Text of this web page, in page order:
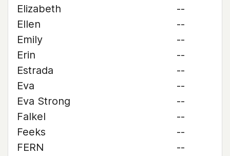
Elizabeth
--
Ellen
--
Emily
--
Erin
--
Estrada
--
Eva
--
Eva Strong
--
Falkel
--
Feeks
--
FERN
--